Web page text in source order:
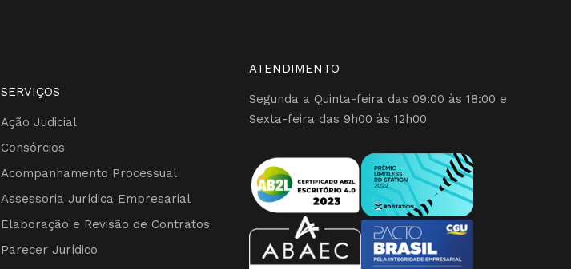
SERVIÇOS
Ação Judicial
Consórcios
Acompanhamento Processual
Assessoria Jurídica Empresarial
Elaboração e Revisão de Contratos
Parecer Jurídico
ATENDIMENTO
Segunda a Quinta-feira das 09:00 às 18:00 e
Sexta-feira das 9h00 às 12h00